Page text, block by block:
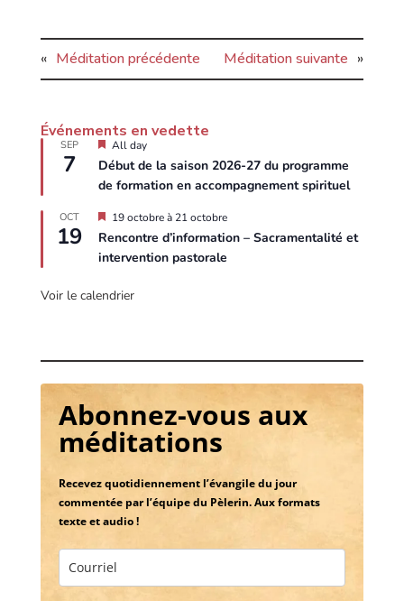
« Méditation précédente Méditation suivante »
Événements en vedette
SEP
7
E
n
v
e
e
t
e
All day
Début de la saison 2026-27 du programme
de formation en accompagnement spirituel
OCT
19
E
v
e
e
t
19 octobreà 21 octobre
Rencontre d’information – Sacramentalité et
intervention pastorale
Voir le calendrier
Abonnez-vous aux
méditations
Recevez quotidiennement l’évangile du jour
commentée par l’équipe du Pèlerin. Aux formats
texte et audio !